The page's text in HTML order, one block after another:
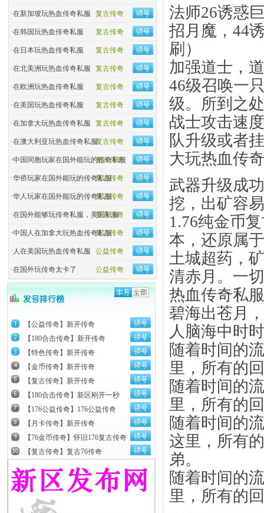
复古传奇
·在新加坡玩热血传奇私服
复古传奇
·在韩国玩热血传奇私服
复古传奇
·在日本玩热血传奇私服
复古传奇
·在北美洲玩热血传奇私服
复古传奇
·在欧洲玩热血传奇私服
复古传奇
·在美国玩热血传奇私服
复古传奇
·在加拿大玩热血传奇私服
复古传奇
·在澳大利亚玩热血传奇私服
复古传奇
·中国同胞玩家在国外能玩的传奇私服
复古传奇
·华侨玩家在国外能玩的传奇私服
复古传奇
·华人玩家在国外能玩的传奇私服
复古传奇
·在国外能够玩传奇私服，美国私服
复古传奇
·中国人在加拿大玩热血传奇私服
公益传奇
· 人在美国玩热血传奇私服
公益传奇
·在国外玩传奇太卡了
【公益传奇】新开传奇
【180合击传奇】新开传奇
【特色传奇】新开传奇
【金币传奇】新开传奇
【复古传奇】新开传奇
【180合击传奇】新区刚开一秒
【176公益传奇】176公益传奇
【月卡传奇】新开传奇
【76金币传奇】怀旧176复古传奇
【复古传奇】复古76传奇
法师26诱惑
招月魔，44
刷）
加强道士，
46级召唤一
级。所到之
战士攻击速
队升级或者
大玩热血传
武器升级成
挖，出矿容
1.76纯金币
本，还原属
土城超药，
清赤月。一
热血传奇私
碧海出苍月
人脑海中时
随着时间的
里，所有的
随着时间的
里，所有的
随着时间的
这里，所有
弟。
随着时间的
里，所有的